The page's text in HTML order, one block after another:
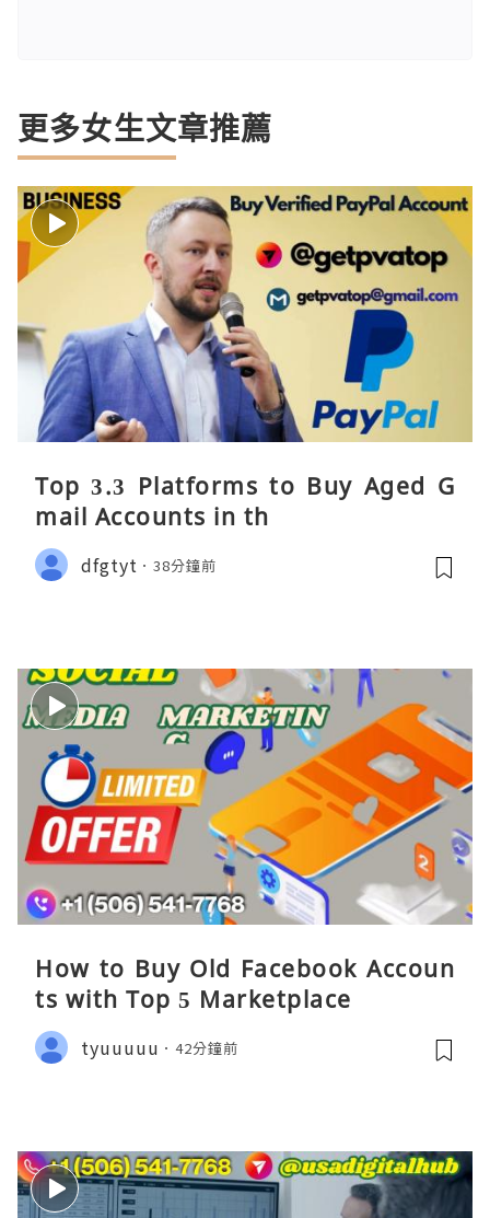
更多女生文章推薦
Top 3.3 Platforms to Buy Aged G
mail Accounts in th
dfgtyt 38分鐘前
How to Buy Old Facebook Accoun
ts​ with Top 5 Marketplace
tyuuuuu 42分鐘前